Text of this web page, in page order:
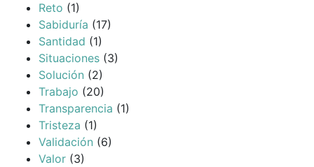
Reto (1)
Sabiduría (17)
Santidad (1)
Situaciones (3)
Solución (2)
Trabajo (20)
Transparencia (1)
Tristeza (1)
Validación (6)
Valor (3)